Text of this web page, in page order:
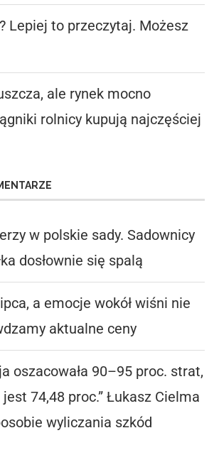
Lepiej to przeczytaj. Możesz
ale rynek mocno
rolnicy kupują najczęściej
w polskie sady. Sadownicy
dosłownie się spalą
a emocje wokół wiśni nie
aktualne ceny
oszacowała 90–95 proc. strat,
74,48 proc.” Łukasz Cielma
wyliczania szkód